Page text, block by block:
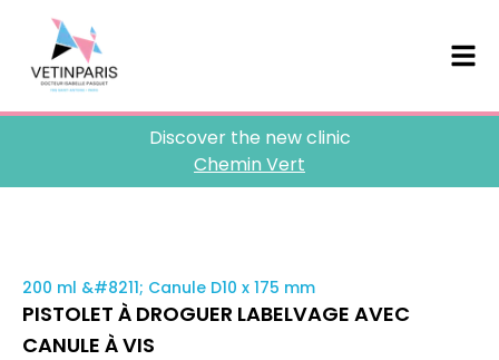
Discover the new clinic
Chemin Vert
200 ml &#8211; Canule D10 x 175 mm
PISTOLET À DROGUER LABELVAGE AVEC
CANULE À VIS